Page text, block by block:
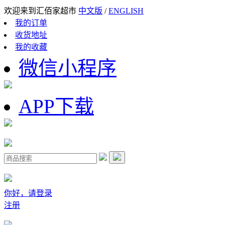
欢迎来到汇佰家超市 中文版 /ENGLISH
我的订单
收货地址
我的收藏
微信小程序
APP下载
你好，请登录
注册